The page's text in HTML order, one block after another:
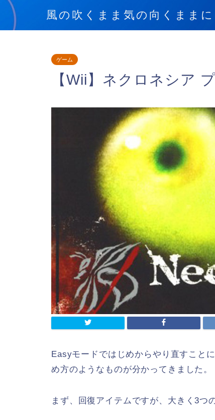
風の吹くまま気の向くまま
ゲーム
【Wii】ネクロネシア
Easyモードではじめからやり直すこと
め方のようなものが分かってきました。
まず、回復アイテムですが、大きく3つ